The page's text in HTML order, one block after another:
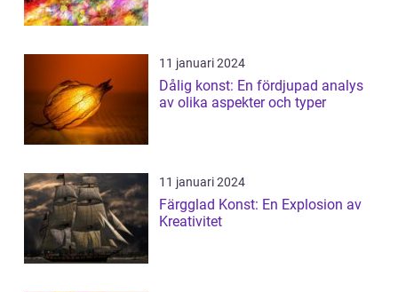
11 januari 2024
Dålig konst: En fördjupad analys
av olika aspekter och typer
11 januari 2024
Färgglad Konst: En Explosion av
Kreativitet